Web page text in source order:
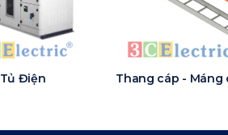
Tủ Điện Thang cáp - Máng